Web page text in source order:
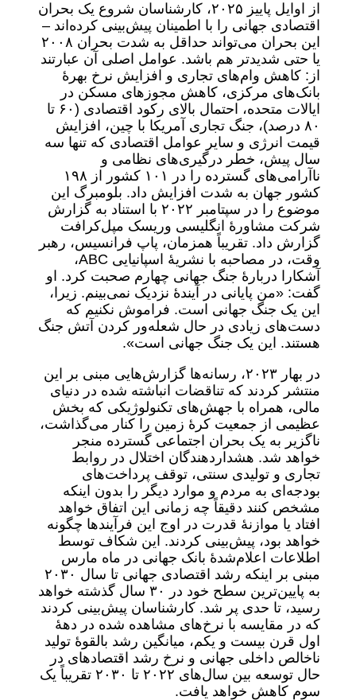
از اوایل پاییز ۲۰۲۵، کارشناسان شروع یک بحران
اقتصادی جهانی را با اطمینان پیش‌بینی کرده‌اند –
این بحران می‌تواند حداقل به شدت بحران ۲۰۰۸
یا حتی شدیدتر هم باشد. عوامل اصلی آن عبارتند
از: کاهش وام‌های تجاری و افزایش نرخ بهرۀ
بانک‌های مرکزی، کاهش مجوزهای مسکن در
ایالات متحده، احتمال بالای رکود اقتصادی (۶۰ تا
۸۰ درصد)، جنگ تجاری آمریکا با چین، افزایش
قیمت انرژی و سایر عوامل اقتصادی که تنها سه
سال پیش، خطر درگیری‌های نظامی و
ناآرامی‌های گسترده را در ۱۰۱ کشور از ۱۹۸
کشور جهان به شدت افزایش داد. بلومبرگ این
موضوع را در سپتامبر ۲۰۲۲ با استناد به گزارش
شرکت مشاورۀ انگلیسی وریسک مپل‌کرافت
گزارش داد. تقریباً همزمان، پاپ فرانسیس، رهبر
وقت، در مصاحبه‌ با نشریۀ اسپانیایی ABC،
آشکارا دربارۀ جنگ جهانی چهارم صحبت کرد. او
گفت: «من پایانی در آیندۀ نزدیک نمی‌بینم. زیرا،
این یک جنگ جهانی است. فراموش نکنیم که
دست‌های زیادی در حال شعله‌ور کردن آتش جنگ
هستند. این یک جنگ جهانی است».
در بهار ۲۰۲۳، رسانه‌ها گزارش‌هایی مبنی بر این
منتشر کردند که تناقضات انباشته شده در دنیای
مالی، همراه با جهش‌های تکنولوژیکی که بخش
عظیمی از جمعیت کرۀ زمین را کنار می‌گذاشت،
ناگزیر به یک بحران اجتماعی گسترده منجر
خواهد شد. هشداردهندگان اختلال در روابط
تجاری و تولیدی سنتی، توقف پرداخت‌های
بودجه‌ای به مردم و موارد دیگر را بدون اینکه
مشخص کنند دقیقاً چه زمانی این اتفاق خواهد
افتاد یا موازنۀ قدرت در اوج این فرآیندها چگونه
خواهد بود، پیش‌بینی کردند. این شکاف توسط
اطلاعات اعلام‌شدۀ بانک جهانی در ماه مارس
مبنی بر اینکه رشد اقتصادی جهانی تا سال ۲۰۳۰
به پایین‌ترین سطح خود در ۳۰ سال گذشته خواهد
رسید، تا حدی پر شد. کارشناسان پیش‌بینی کردند
که در مقایسه با نرخ‌های مشاهده شده در دهۀ
اول قرن بیست و یکم، میانگین رشد بالقوۀ تولید
ناخالص داخلی جهانی و نرخ رشد اقتصادهای در
حال توسعه بین سال‌های ۲۰۲۲ تا ۲۰۳۰ تقریباً یک
سوم کاهش خواهد یافت.